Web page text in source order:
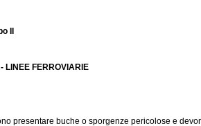
II
LINEE FERROVIARIE
buche o sporgenze pericolose e